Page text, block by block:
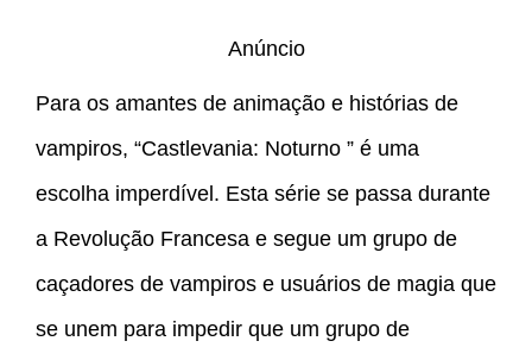
Anúncio
Para os amantes de animação e histórias de
vampiros, “Castlevania: Noturno ” é uma
escolha imperdível. Esta série se passa durante
a Revolução Francesa e segue um grupo de
caçadores de vampiros e usuários de magia que
se unem para impedir que um grupo de